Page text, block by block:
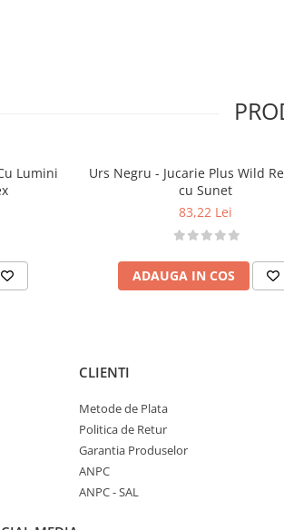
iubitorii de animale sălbatice
ani (nu are piese mici, dar sunetele
unui adult
de a oferi jucăria copilului
Lumini
Urs Negru - Jucarie Plus Wild
cu Sunet
83,22 Lei
ADAUGA IN COS
CLIENTI
Metode de Plata
Politica de Retur
Garantia Produselor
ANPC
ANPC - SAL